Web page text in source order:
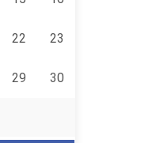
22 23
29 30